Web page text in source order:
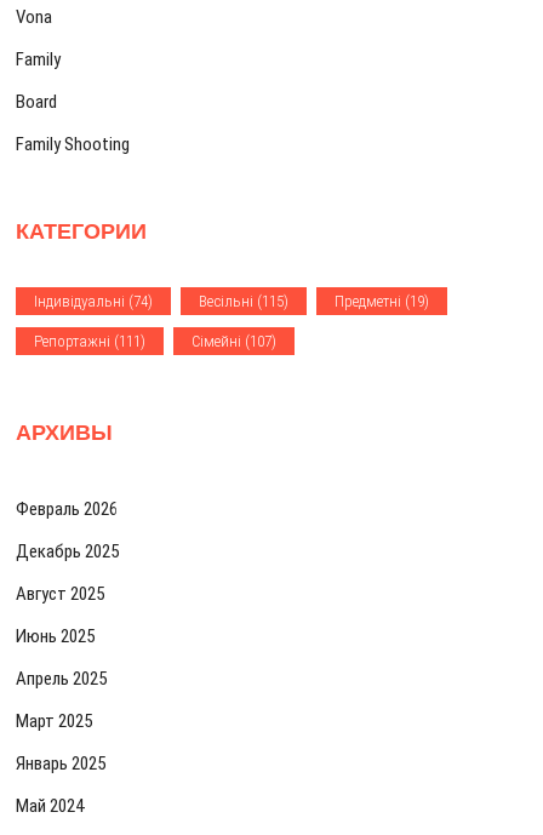
о
з
а
и
я
м
Vona
Family
Board
Family Shooting
КАТЕГОРИИ
Iндивiдуальнi (74) Весiльнi (115) Предметнi (19)
Репортажнi (111) Сiмейнi (107)
АРХИВЫ
Февраль 2026
Декабрь 2025
Август 2025
Июнь 2025
Апрель 2025
Март 2025
Январь 2025
Май 2024